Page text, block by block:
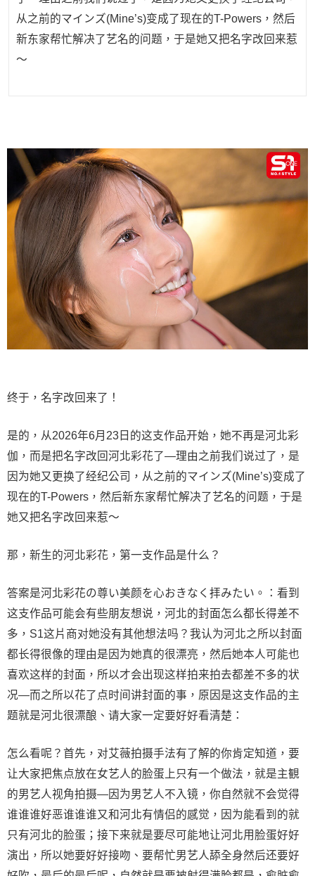
从之前的マインズ(Mine’s)变成了现在的T-Powers，然后
新东家帮忙解决了艺名的问题，于是她又把名字改回来惹
～
终于，名字改回来了！
是的，从2026年6月23日的这支作品开始，她不再是河北彩
伽，而是把名字改回河北彩花了—理由之前我们说过了，是
因为她又更换了经纪公司，从之前的マインズ(Mine’s)变成了
现在的T-Powers，然后新东家帮忙解决了艺名的问题，于是
她又把名字改回来惹～
那，新生的河北彩花 ，第一支作品是什么？
答案是河北彩花の尊い美颜を心おきなく拝みたい。：看到
这支作品可能会有些朋友想说，河北的封面怎么都长得差不
多，S1这片商对她没有其他想法吗？我认为河北之所以封面
都长得很像的理由是因为她真的很漂亮，然后她本人可能也
喜欢这样的封面，所以才会出现这样拍来拍去都差不多的状
况—而之所以花了点时间讲封面的事，原因是这支作品的主
题就是河北很漂酿、请大家一定要好好看清楚：
怎么看呢？首先，对艾薇拍摄手法有了解的你肯定知道，要
让大家把焦点放在女艺人的脸蛋上只有一个做法，就是主観
的男艺人视角拍摄—因为男艺人不入镜，你自然就不会觉得
谁谁谁好恶谁谁谁又和河北有情侣的感觉，因为能看到的就
只有河北的脸蛋；接下来就是要尽可能地让河北用脸蛋好好
演出，所以她要好好接吻、要帮忙男艺人舔全身然后还要好